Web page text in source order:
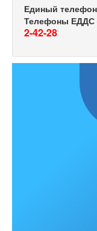
Единый
Телефоны
2-42-28